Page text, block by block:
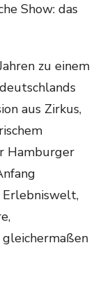
Show: das
zu einem
aus Zirkus,
Hamburger
Erlebniswelt,